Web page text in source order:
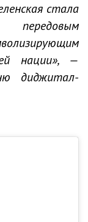
стала
нации», —
диджитал-